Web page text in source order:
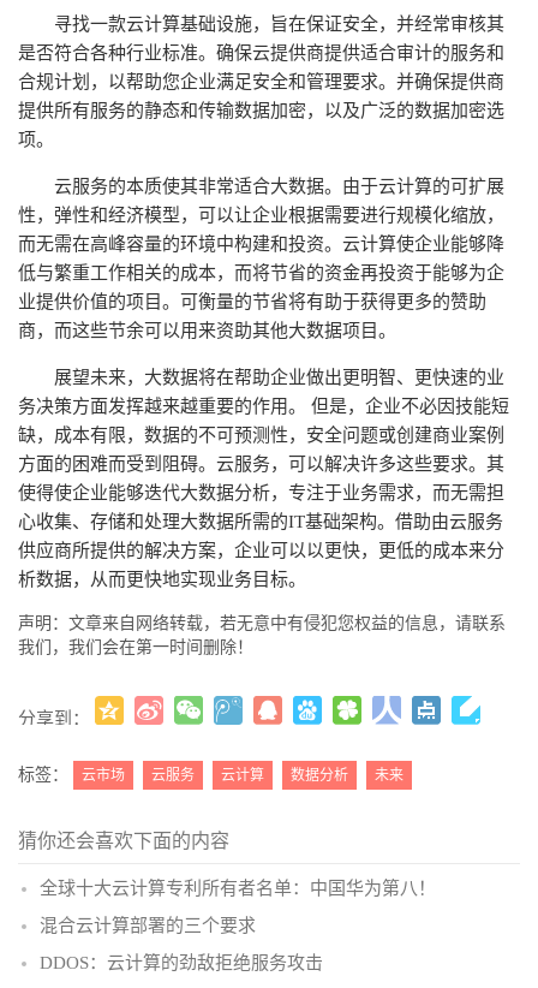
寻找一款云计算基础设施，旨在保证安全，并经常审核其
是否符合各种行业标准。确保云提供商提供适合审计的服务和
合规计划，以帮助您企业满足安全和管理要求。并确保提供商
提供所有服务的静态和传输数据加密，以及广泛的数据加密选
项。
云服务的本质使其非常适合大数据。由于云计算的可扩展
性，弹性和经济模型，可以让企业根据需要进行规模化缩放，
而无需在高峰容量的环境中构建和投资。云计算使企业能够降
低与繁重工作相关的成本，而将节省的资金再投资于能够为企
业提供价值的项目。可衡量的节省将有助于获得更多的赞助
商，而这些节余可以用来资助其他大数据项目。
展望未来，大数据将在帮助企业做出更明智、更快速的业
务决策方面发挥越来越重要的作用。 但是，企业不必因技能短
缺，成本有限，数据的不可预测性，安全问题或创建商业案例
方面的困难而受到阻碍。云服务，可以解决许多这些要求。其
使得使企业能够迭代大数据分析，专注于业务需求，而无需担
心收集、存储和处理大数据所需的IT基础架构。借助由云服务
供应商所提供的解决方案，企业可以以更快，更低的成本来分
析数据，从而更快地实现业务目标。
声明：文章来自网络转载，若无意中有侵犯您权益的信息，请联系
我们，我们会在第一时间删除！
分享到：
( )
标签： 云市场 云服务 云计算 数据分析 未来
猜你还会喜欢下面的内容
全球十大云计算专利所有者名单：中国华为第八！
混合云计算部署的三个要求
DDOS：云计算的劲敌拒绝服务攻击